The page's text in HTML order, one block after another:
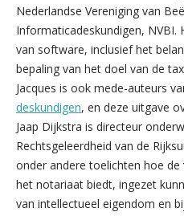
Nederlandse Vereniging van
Informaticadeskundigen, NVBI.
van software, inclusief het
bepaling van het doel van de
Jacques is ook mede-auteurs
deskundigen, en deze uitgave
Jaap Dijkstra is directeur
Rechtsgeleerdheid van de
onder andere toelichten hoe
het notariaat biedt, ingezet
van intellectueel eigendom en